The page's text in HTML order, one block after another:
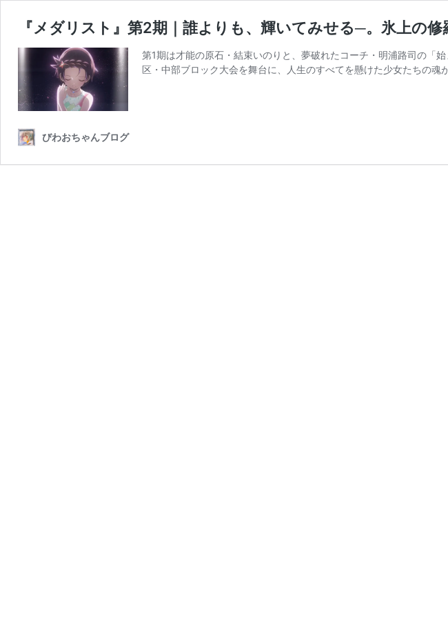
『メダリスト』第2期｜誰よりも、輝いてみせる─。氷上の修
第1期は才能の原石・結束いのりと、夢破れたコーチ・明浦路司の「
区・中部ブロック大会を舞台に、人生のすべてを懸けた少女たちの魂
びわおちゃんブログ